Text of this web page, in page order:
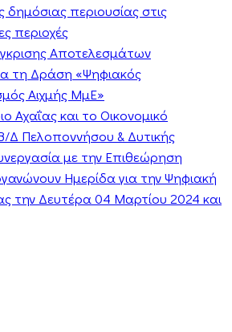
δημόσιας περιουσίας στις
περιοχές
Αποτελεσμάτων
τη Δράση «Ψηφιακός
Αιχμής ΜμΕ»
Αχαΐας και το Οικονομικό
Δ Πελοποννήσου & Δυτικής
με την Επιθεώρηση
Ημερίδα για την Ψηφιακή
την Δευτέρα 04 Μαρτίου 2024 και